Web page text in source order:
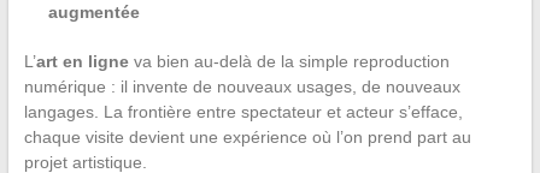
augmentée
L’art en ligneva bien au-delà de la simple reproduction
numérique : il invente de nouveaux usages, de nouveaux
langages. La frontière entre spectateur et acteur s’efface,
chaque visite devient une expérience où l’on prend part au
projet artistique.